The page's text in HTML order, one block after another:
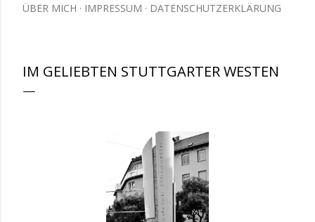
ÜBER MICH IMPRESSUM DATENSCHUTZERKLÄRUNG
IM GELIEBTEN STUTTGARTER WESTEN